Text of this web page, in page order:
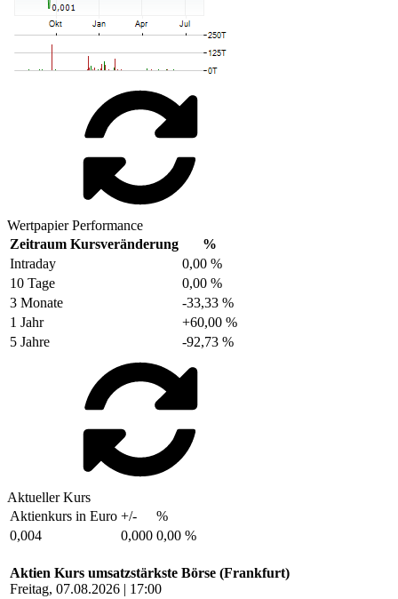
Wertpapier Performance
Zeitraum Kursveränderung
%
Intraday
0,00 %
10 Tage
0,00 %
3 Monate
-33,33 %
1 Jahr
+60,00 %
5 Jahre
-92,73 %
Aktueller Kurs
Aktienkurs in Euro +/-
%
0,004
0,000 0,00 %
Aktien Kurs umsatzstärkste Börse (Frankfurt)
Freitag, 07.08.2026 | 17:00